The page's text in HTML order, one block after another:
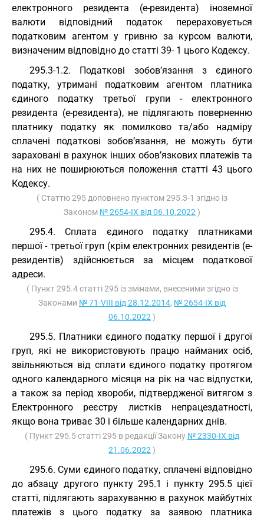
електронного резидента (е-резидента) іноземної
валюти відповідний податок перераховується
податковим агентом у гривню за курсом валюти,
визначеним відповідно до статті 39- 1 цього Кодексу.
295.3-1.2. Податкові зобов’язання з єдиного
податку, утримані податковим агентом платника
єдиного податку третьої групи - електронного
резидента (е-резидента), не підлягають поверненню
платнику податку як помилково та/або надміру
сплачені податкові зобов’язання, не можуть бути
зараховані в рахунок інших обов’язкових платежів та
на них не поширюються положення статті 43 цього
Кодексу.
( Статтю 295 доповнено пунктом 295.3-1 згідно із
Законом № 2654-IX від 06.10.2022 )
295.4. Сплата єдиного податку платниками
першої - третьої груп (крім електронних резидентів (е-
резидентів) здійснюється за місцем податкової
адреси.
( Пункт 295.4 статті 295 із змінами, внесеними згідно із
Законами № 71-VIII від 28.12.2014, № 2654-IX від
06.10.2022 )
295.5. Платники єдиного податку першої і другої
груп, які не використовують працю найманих осіб,
звільняються від сплати єдиного податку протягом
одного календарного місяця на рік на час відпустки,
а також за період хвороби, підтвердженої витягом з
Електронного реєстру листків непрацездатності,
якщо вона триває 30 і більше календарних днів.
( Пункт 295.5 статті 295 в редакції Закону № 2330-IX від
21.06.2022 )
295.6. Суми єдиного податку, сплачені відповідно
до абзацу другого пункту 295.1 і пункту 295.5 цієї
статті, підлягають зарахуванню в рахунок майбутніх
платежів з цього податку за заявою платника